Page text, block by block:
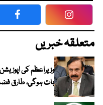
Facebook
متعلقہ خبریں
وزیراعظم کی
بات ہوگی، طارق